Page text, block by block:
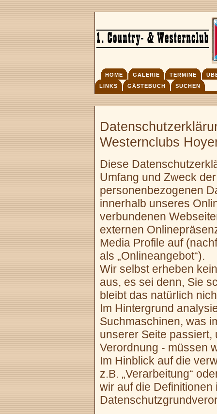
HOME GALERIE TERMINE
LINKS
GÄSTEBUCH SUCHEN
Westernclubs
Diese
Umfang und Zweck
personenbezogenen
innerhalb unseres
verbundenen
externen
Media Profile auf
als „Onlineangebot“).
Wir selbst erheben
aus, es sei denn, Sie
bleibt das natürlich
Im Hintergrund
Suchmaschinen, was
unserer Seite
Verordnung - müssen
Im Hinblick auf die
z.B. „Verarbeitung“
wir auf die Definitionen